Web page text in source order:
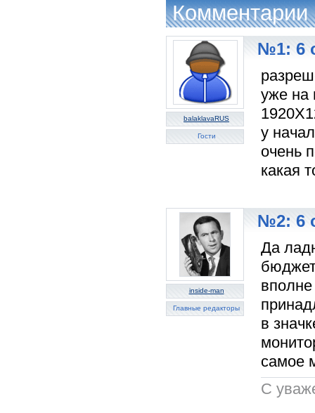
Комментарии
balaklavaRUS
Гости
№1: 6
уже на
у
очень
какая
inside-man
Главные редакторы
№2: 6
Да
в
самое
C